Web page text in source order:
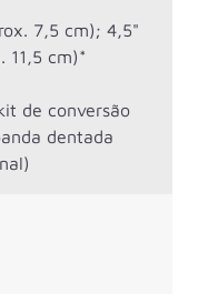
7,5 cm); 4,5"
11,5 cm)*
de conversão
dentada